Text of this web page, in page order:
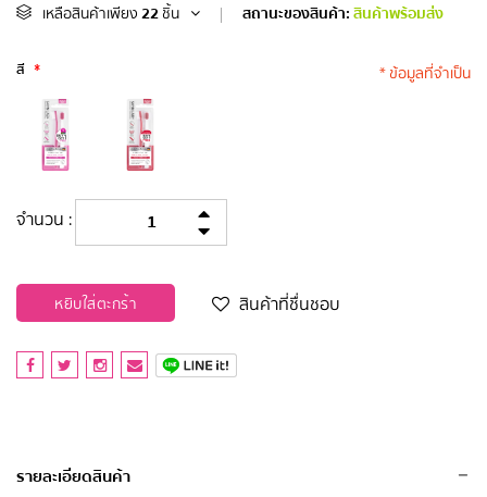
เหลือสินค้าเพียง 22 ชิ้น | สถานะของสินค้า:สินค้าพร้อมส่ง
สี * * ข้อมูลที่จำเป็น
จำนวน :
หยิบใส่ตะกร้า สินค้าที่ชื่นชอบ
รายละเอียดสินค้า